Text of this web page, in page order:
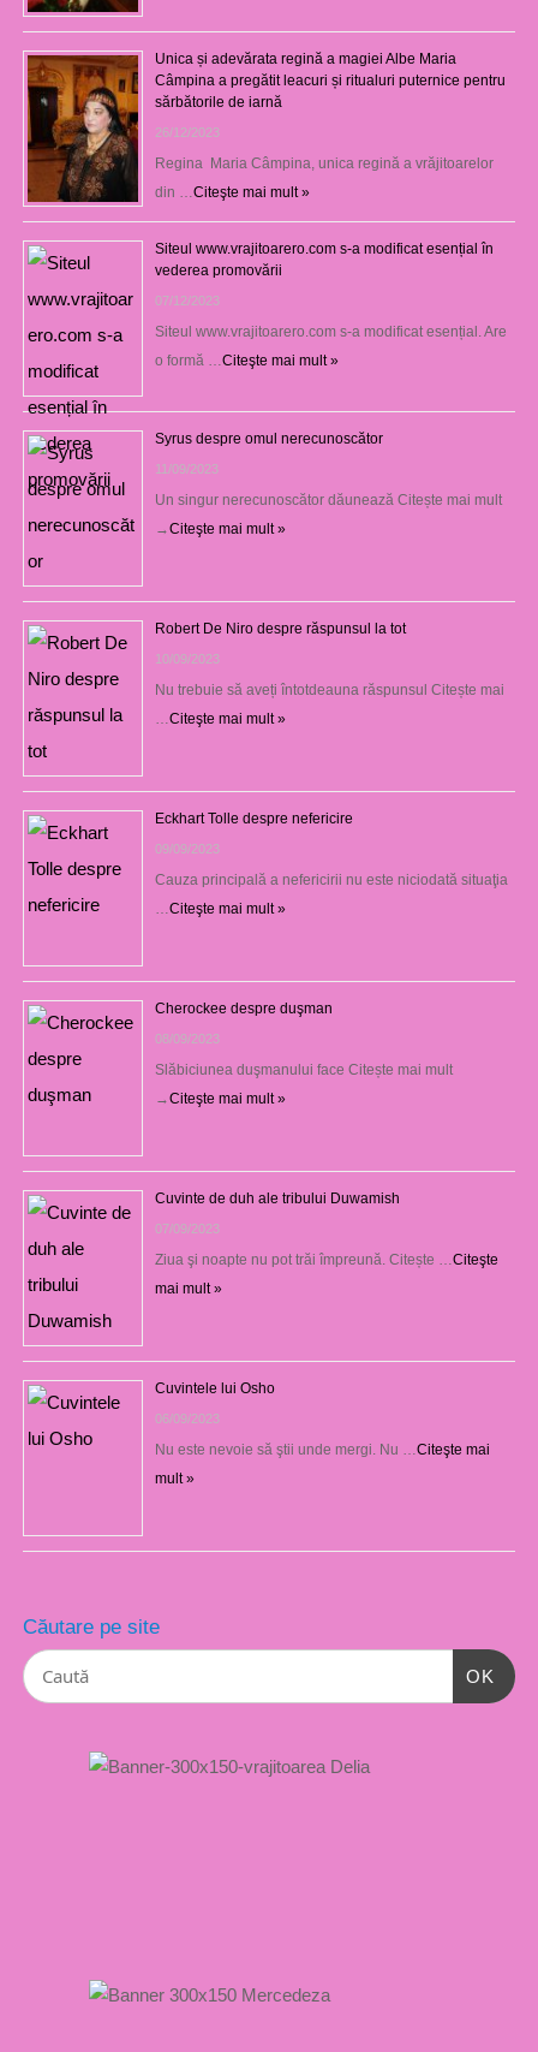
Unica și adevărata regină a magiei Albe Maria
Câmpina a pregătit leacuri și ritualuri puternice pentru
sărbătorile de iarnă
26/12/2023
Regina Maria Câmpina, unica regină a vrăjitoarelor
din …Citeşte mai mult »
Siteul www.vrajitoarero.com s-a modificat esențial în
vederea promovării
07/12/2023
Siteul www.vrajitoarero.com s-a modificat esențial. Are
o formă …Citeşte mai mult »
Syrus despre omul nerecunoscător
11/09/2023
Un singur nerecunoscător dăunează Citește mai mult
→Citeşte mai mult »
Robert De Niro despre răspunsul la tot
10/09/2023
Nu trebuie să aveți întotdeauna răspunsul Citește mai
…Citeşte mai mult »
Eckhart Tolle despre nefericire
09/09/2023
Cauza principală a nefericirii nu este niciodată situaţia
…Citeşte mai mult »
Cherockee despre duşman
08/09/2023
Slăbiciunea duşmanului face Citește mai mult
→Citeşte mai mult »
Cuvinte de duh ale tribului Duwamish
07/09/2023
Ziua şi noapte nu pot trăi împreună. Citește …Citeşte
mai mult »
Cuvintele lui Osho
06/09/2023
Nu este nevoie să ştii unde mergi. Nu …Citeşte mai
mult »
Căutare pe site
OK